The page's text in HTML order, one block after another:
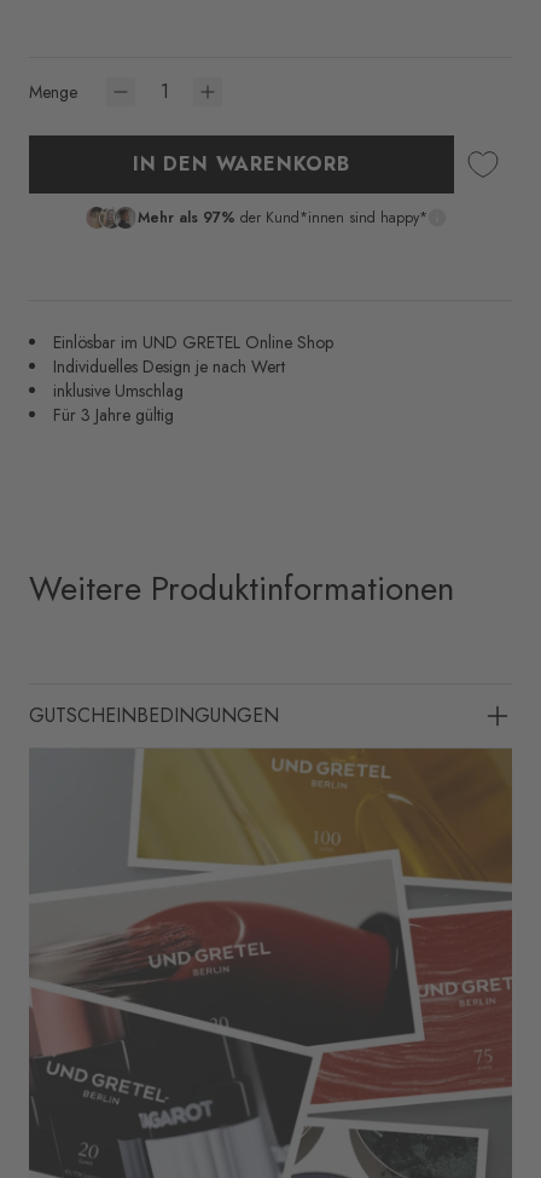
Menge
IN DEN WARENKORB
Mehr als 97% der Kund*innen sind happy*
Einlösbar im UND GRETEL Online Shop
Individuelles Design je nach Wert
inklusive Umschlag
Für 3 Jahre gültig
Weitere Produktinformationen
GUTSCHEINBEDINGUNGEN